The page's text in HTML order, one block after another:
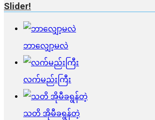
Slider!
ဘာလျှော့မလဲ
လက်မည်းကြီး
သတိ အိုမီခရွန်တဲ့